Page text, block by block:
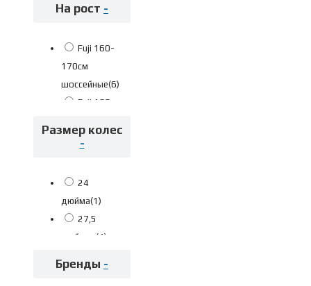
На рост -
Fuji 160-
170см
шоссейные(6)
Fuji 168-
шоссейные
Fuji 185-
Размер колес
-
24
дюйма(1)
27,5
дюймов
(4)
дюймов
(1)
Бренды -